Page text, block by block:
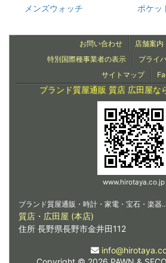
メンズウォッチ
ポケッ
お問い合わせ 店舗案内
特別国際種事業者の表示
プライ
サイトマップ
ブランド質屋通販 質店 広田屋な
www.hirotaya.co.jp
ブランド質屋通販・時計・家電・宝石・楽器
質店・広田屋 (本店)
住所 長野県長野市金井田112